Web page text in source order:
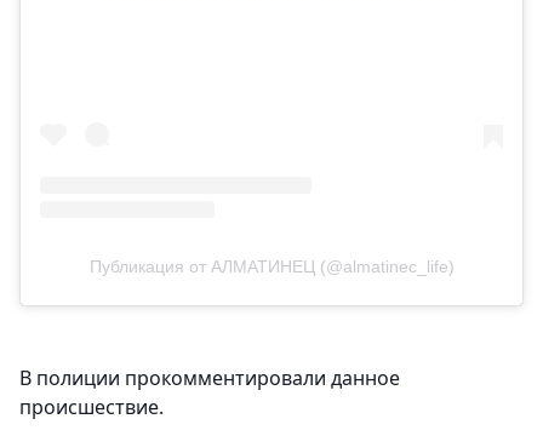
Публикация от АЛМАТИНЕЦ (@almatinec_life)
В полиции прокомментировали данное
происшествие.